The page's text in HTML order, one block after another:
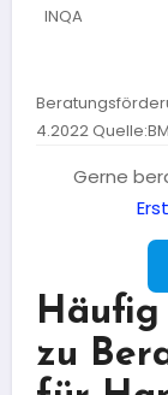
INQA
4.2022
Gerne
zu